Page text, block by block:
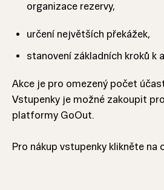
organizace rezervy,
určení největších překážek,
stanovení základních kroků k
Akce je pro omezený počet
Vstupenky je možné zakoupit
platformy GoOut.
Pro nákup vstupenky klikněte na